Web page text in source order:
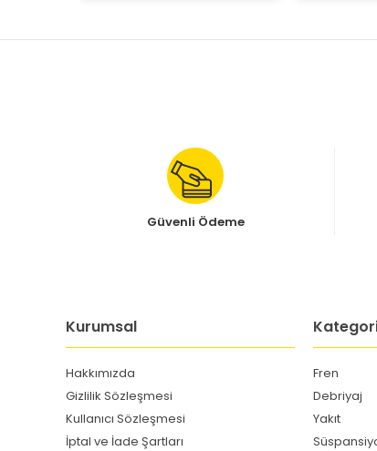
Güvenli Ödeme
Kurumsal
Hakkımızda
Gizlilik Sözleşmesi
Kullanıcı Sözleşmesi
İptal ve İade Şartları
Fren
Debriyaj
Yakıt